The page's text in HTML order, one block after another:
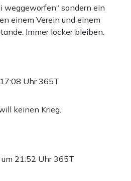
weggeworfen“ sondern ein
einem Verein und einem
Immer locker bleiben.
Uhr365T
keinen Krieg.
21:52 Uhr365T